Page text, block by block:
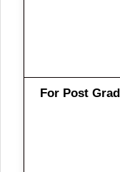
For Post